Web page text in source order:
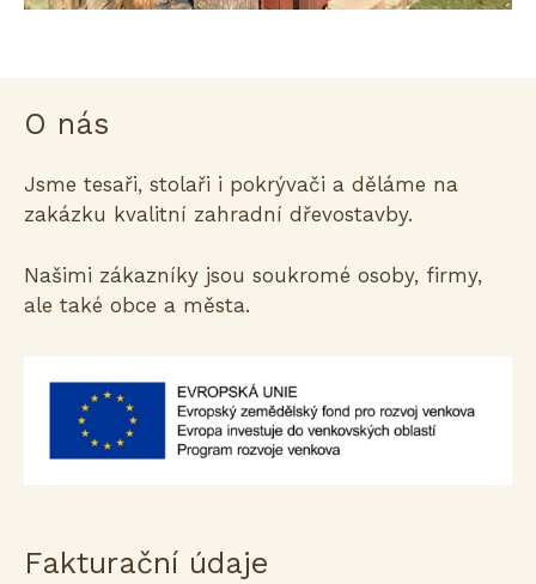
O nás
Jsme tesaři, stolaři i pokrývači a děláme na
zakázku kvalitní zahradní dřevostavby.
Našimi zákazníky jsou soukromé osoby, firmy,
ale také obce a města.
Fakturační údaje